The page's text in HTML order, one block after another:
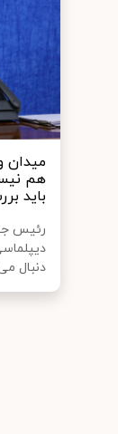
میدان
هم
باید
رئیس
دنبال